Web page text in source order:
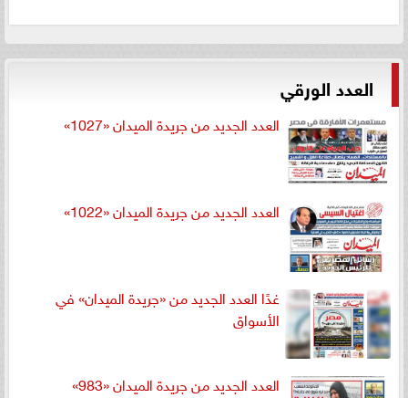
العدد الورقي
العدد الجديد من جريدة الميدان «1027»
العدد الجديد من جريدة الميدان «1022»
غدًا العدد الجديد من «جريدة الميدان» في
الأسواق
العدد الجديد من جريدة الميدان «983»